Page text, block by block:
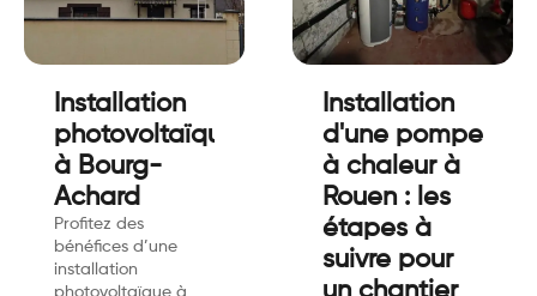
Installation
photovoltaïque
à Bourg-
Achard
Profitez des
bénéfices d’une
installation
photovoltaïque à
Installation
d'une pompe
à chaleur à
Rouen : les
étapes à
suivre pour
un chantier